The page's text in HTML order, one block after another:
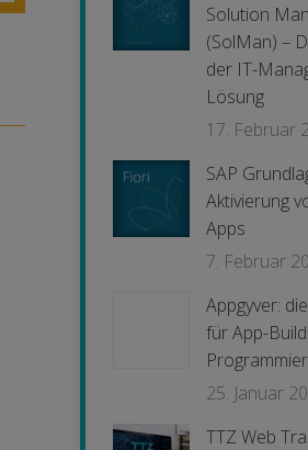
Solution
(SolMan) –
der IT-
Lösung
17. Februar
SAP
Aktivierung
Apps
7. Februar
Appgyver:
für App-
25. Januar
TTZ Web